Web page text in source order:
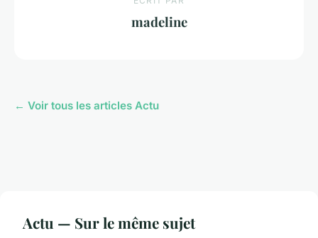
madeline
← Voir tous les articles Actu
Actu — Sur le même sujet